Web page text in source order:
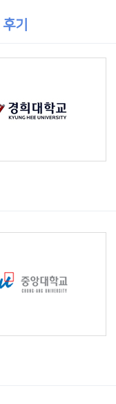
기